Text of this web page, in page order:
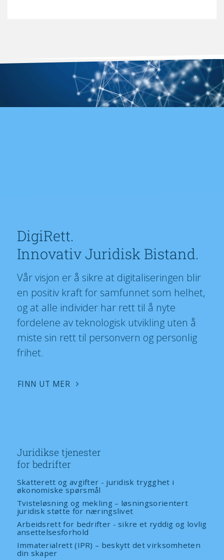
DigiRett.
Innovativ Juridisk Bistand.
Vår visjon er å sikre at digitaliseringen blir
en positiv kraft for samfunnet som helhet,
og at alle individer har rett til å nyte
fordelene av teknologisk utvikling uten å
miste sin rett til personvern og personlig
frihet.
FINN UT MER
Juridikse tjenester
for bedrifter
Skatterett og avgifter - juridisk trygghet i
økonomiske spørsmål
Tvisteløsning og mekling – løsningsorientert
juridisk støtte for næringslivet
Arbeidsrett for bedrifter - sikre et ryddig og lovlig
ansettelsesforhold
Immaterialrett (IPR) – beskytt det virksomheten
din skaper